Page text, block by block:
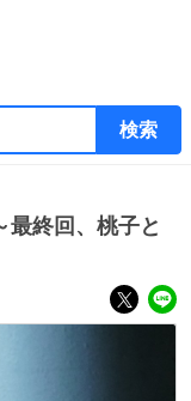
検索
最終回、桃子と